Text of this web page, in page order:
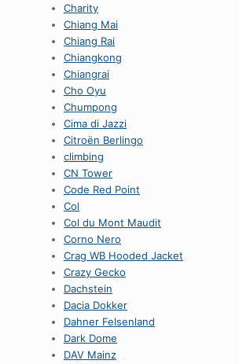
Charity
Chiang Mai
Chiang Rai
Chiangkong
Chiangrai
Cho Oyu
Chumpong
Cima di Jazzi
Citroën Berlingo
climbing
CN Tower
Code Red Point
Col
Col du Mont Maudit
Corno Nero
Crag WB Hooded Jacket
Crazy Gecko
Dachstein
Dacia Dokker
Dahner Felsenland
Dark Dome
DAV Mainz